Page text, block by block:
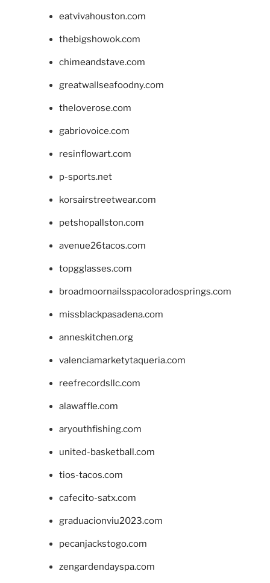
eatvivahouston.com
thebigshowok.com
chimeandstave.com
greatwallseafoodny.com
theloverose.com
gabriovoice.com
resinflowart.com
p-sports.net
korsairstreetwear.com
petshopallston.com
avenue26tacos.com
topgglasses.com
broadmoornailsspacoloradosprings.com
missblackpasadena.com
anneskitchen.org
valenciamarketytaqueria.com
reefrecordsllc.com
alawaffle.com
aryouthfishing.com
united-basketball.com
tios-tacos.com
cafecito-satx.com
graduacionviu2023.com
pecanjackstogo.com
zengardendayspa.com